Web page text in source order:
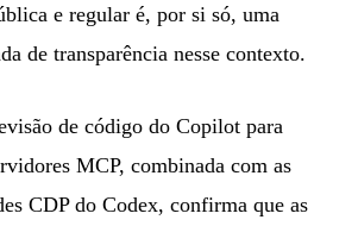
e regular é, por si só, uma
de transparência nesse contexto.
de código do Copilot para
MCP, combinada com as
CDP do Codex, confirma que as